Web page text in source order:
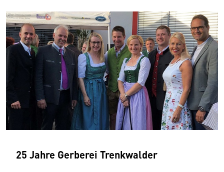
25 Jahre Gerberei Trenkwalder